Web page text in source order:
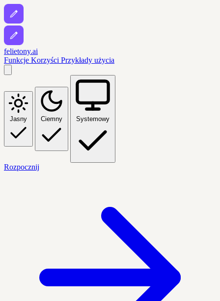
felietony.ai
Funkcje Korzyści Przykłady użycia
Jasny Ciemny Systemowy
Rozpocznij